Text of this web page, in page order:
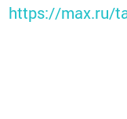
https://max.ru/